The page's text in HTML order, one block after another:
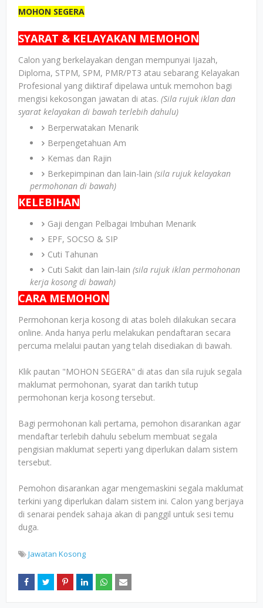
MOHON SEGERA
SYARAT & KELAYAKAN MEMOHON
Calon yang berkelayakan dengan mempunyai Ijazah,
Diploma, STPM, SPM, PMR/PT3 atau sebarang Kelayakan
Profesional yang diiktiraf dipelawa untuk memohon bagi
mengisi kekosongan jawatan di atas. (Sila rujuk iklan dan
syarat kelayakan di bawah terlebih dahulu)
Berperwatakan Menarik
Berpengetahuan Am
Kemas dan Rajin
Berkepimpinan dan lain-lain (sila rujuk kelayakan
permohonan di bawah)
KELEBIHAN
Gaji dengan Pelbagai Imbuhan Menarik
EPF, SOCSO & SIP
Cuti Tahunan
Cuti Sakit dan lain-lain (sila rujuk iklan permohonan
kerja kosong di bawah)
CARA MEMOHON
Permohonan kerja kosong di atas boleh dilakukan secara
online. Anda hanya perlu melakukan pendaftaran secara
percuma melalui pautan yang telah disediakan di bawah.
Klik pautan "MOHON SEGERA" di atas dan sila rujuk segala
maklumat permohonan, syarat dan tarikh tutup
permohonan kerja kosong tersebut.
Bagi permohonan kali pertama, pemohon disarankan agar
mendaftar terlebih dahulu sebelum membuat segala
pengisian maklumat seperti yang diperlukan dalam sistem
tersebut.
Pemohon disarankan agar mengemaskini segala maklumat
terkini yang diperlukan dalam sistem ini. Calon yang berjaya
di senarai pendek sahaja akan di panggil untuk sesi temu
duga.
Jawatan Kosong